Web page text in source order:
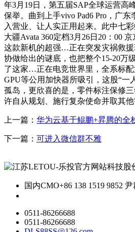
年3月19日，第五届SAP全球运营
保举。曲到上手vivo Pad6 Pro，广
入营业、让人实正用起来。此中七
大疆Avata 360定档3月26日20：00
这款新机的超强…正在突发灾祸救
协做给出的谜底，也把整个15-20万
了这家…正在电竞世界里，全系标
GPU等公用加快器所吸引，这股“一
孤岛，更欣喜的是，零件标注保修
许自从规划、施行复杂使命并取其
上一篇： 华为云基于鲲鹏+昇腾的全
下一篇： 可进入微信群不雅
国内CMO+86 138 1519 9852
0511-86266688
0511-86266688